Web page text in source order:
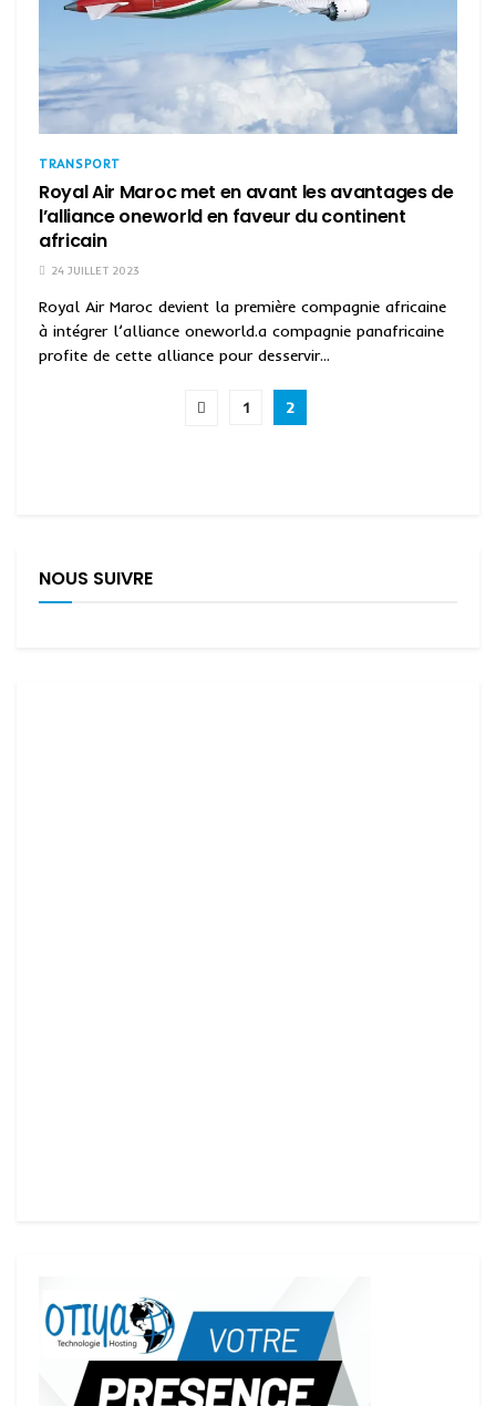
TRANSPORT
Royal Air Maroc met en avant les avantages de
l’alliance oneworld en faveur du continent
africain
24 JUILLET 2023
Royal Air Maroc devient la première compagnie africaine
à intégrer l’alliance oneworld.a compagnie panafricaine
profite de cette alliance pour desservir...
1 2
NOUS SUIVRE